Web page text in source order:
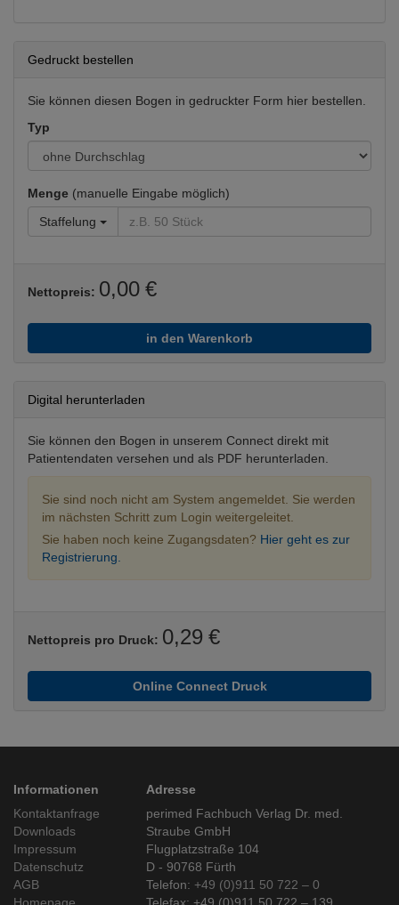
Gedruckt bestellen
Sie können diesen Bogen in gedruckter Form hier bestellen.
Typ
Menge (manuelle Eingabe möglich)
Staffelung
Nettopreis: 0,00 €
in den Warenkorb
Digital herunterladen
Sie können den Bogen in unserem Connect direkt mit
Patientendaten versehen und als PDF herunterladen.
Sie sind noch nicht am System angemeldet. Sie werden
im nächsten Schritt zum Login weitergeleitet.
Sie haben noch keine Zugangsdaten? Hier geht es zur
Registrierung.
Nettopreis pro Druck: 0,29 €
Online Connect Druck
Informationen
Kontaktanfrage
Downloads
Impressum
Datenschutz
AGB
Adresse
perimed Fachbuch Verlag Dr. med.
Straube GmbH
Flugplatzstraße 104
D - 90768 Fürth
Telefon:+49 (0)911 50 722 – 0